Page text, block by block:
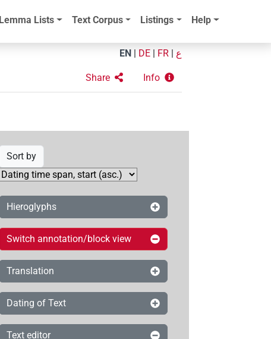
Lemma Lists Text Corpus Listings Help
EN DE FR ع
Share Info
Sort by
Hieroglyphs
Switch annotation/block view
Translation
Dating of Text
Text editor